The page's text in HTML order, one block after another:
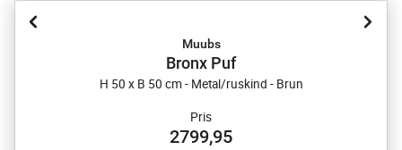
Muubs
Bronx Puf
H 50 x B 50 cm - Metal/ruskind - Brun
Pris
2799,95